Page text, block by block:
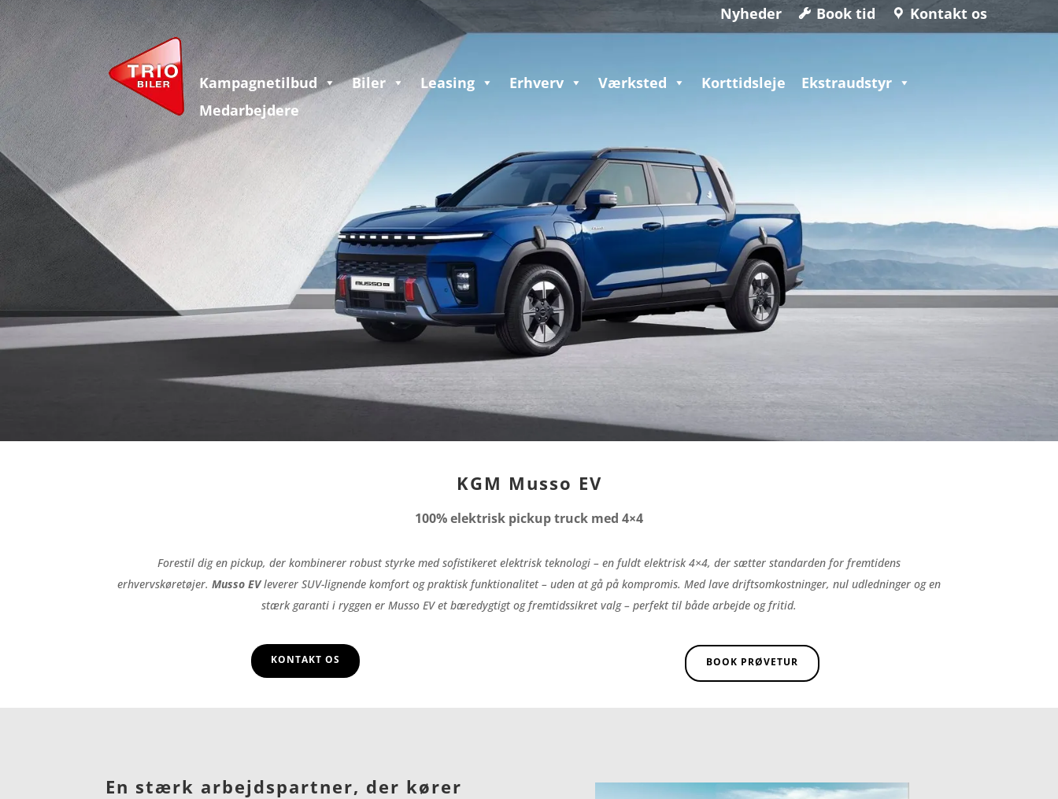
Nyheder Book tid Kontakt os
Kampagnetilbud Biler Leasing Erhverv Værksted Korttidsleje
Ekstraudstyr
Medarbejdere
KGM Musso EV
100% elektrisk pickup truck med 4×4
Forestil dig en pickup, der kombinerer robust styrke med sofistikeret elektrisk teknologi – en fuldt elektrisk 4×4, der sætter standarden for fremtidens
erhvervskøretøjer. Musso EV leverer SUV-lignende komfort og praktisk funktionalitet – uden at gå på kompromis. Med lave driftsomkostninger, nul udledninger og en
stærk garanti i ryggen er Musso EV et bæredygtigt og fremtidssikret valg – perfekt til både arbejde og fritid.
KONTAKT OS BOOK PRØVETUR
En stærk arbejdspartner, der kører